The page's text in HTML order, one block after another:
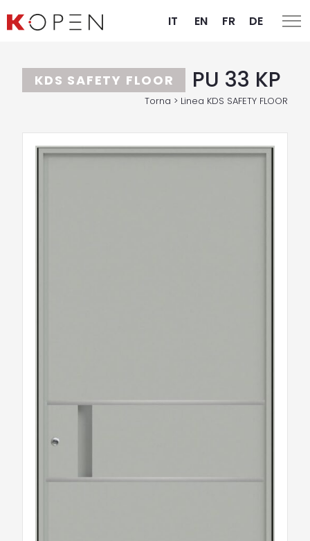
IT EN FR DE
KDS SAFETY FLOOR PU 33 KP
Torna > Linea KDS SAFETY FLOOR